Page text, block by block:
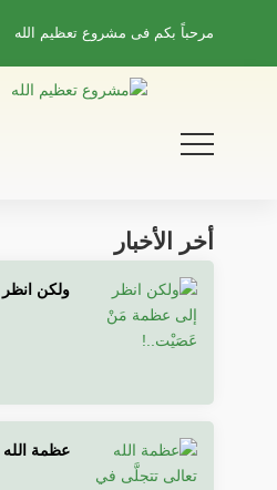
مرحباً بكم فى مشروع تعظيم الله
أخر الأخبار
ولكن
عظمة الله